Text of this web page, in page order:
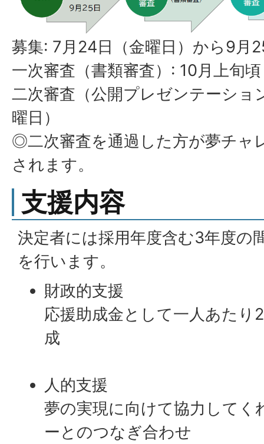
募集: 7月24日（金曜日）から9月
一次審査（書類審査）: 10月上旬頃
二次審査（公開プレゼンテーショ
曜日）
◎二次審査を通過した方が夢チャ
されます。
支援内容
決定者には採用年度含む3年度の
を行います。
財政的支援
応援助成金として一人あたり
成
人的支援
夢の実現に向けて協力してく
ーとのつなぎ合わせ